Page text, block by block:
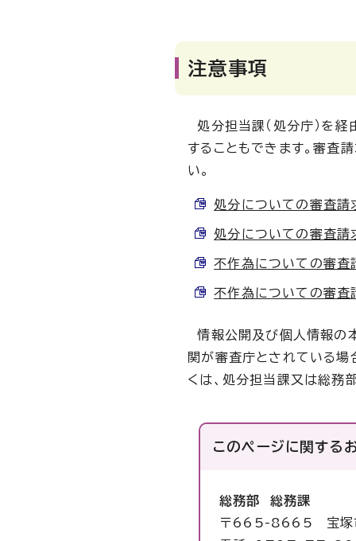
注意事項
処分担当課（処分庁）を経
することもできます。審査
い。
処分についての審査請
処分についての審査請
不作為についての審査
不作為についての審査
情報公開及び個人情報の
関が審査庁とされている場
くは、処分担当課又は総務
このページに関する
総務部 総務課
〒665-8665 宝塚